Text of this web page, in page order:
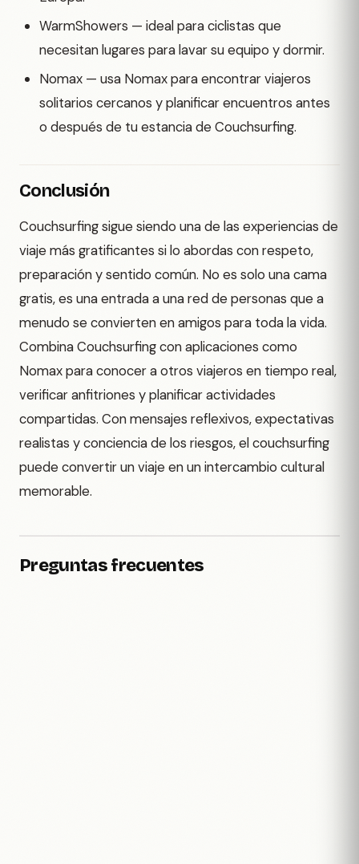
WarmShowers — ideal para ciclistas que
necesitan lugares para lavar su equipo y dormir.
Nomax — usa Nomax para encontrar viajeros
solitarios cercanos y planificar encuentros antes
o después de tu estancia de Couchsurfing.
Conclusión
Couchsurfing sigue siendo una de las experiencias de
viaje más gratificantes si lo abordas con respeto,
preparación y sentido común. No es solo una cama
gratis, es una entrada a una red de personas que a
menudo se convierten en amigos para toda la vida.
Combina Couchsurfing con aplicaciones como
Nomax para conocer a otros viajeros en tiempo real,
verificar anfitriones y planificar actividades
compartidas. Con mensajes reflexivos, expectativas
realistas y conciencia de los riesgos, el couchsurfing
puede convertir un viaje en un intercambio cultural
memorable.
Preguntas frecuentes